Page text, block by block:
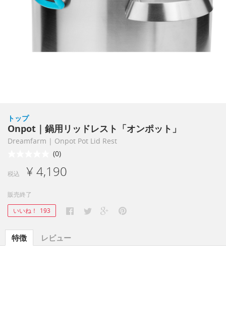
トップ
Onpot｜鍋用リッドレスト「オンポット」
Dreamfarm | Onpot Pot Lid Rest
(0)
税込 ¥ 4,190
販売終了
いいね！
193
特徴 レビュー